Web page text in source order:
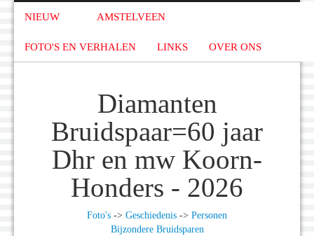
NIEUW AMSTELVEEN
FOTO'S EN VERHALEN LINKS OVER ONS
Diamanten
Bruidspaar=60 jaar
Dhr en mw Koorn-
Honders - 2026
Foto's -> Geschiedenis -> Personen
Bijzondere Bruidsparen